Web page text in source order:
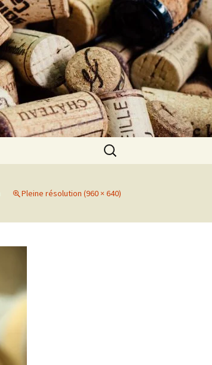
Rechercher :
Pleine résolution (960 × 640)